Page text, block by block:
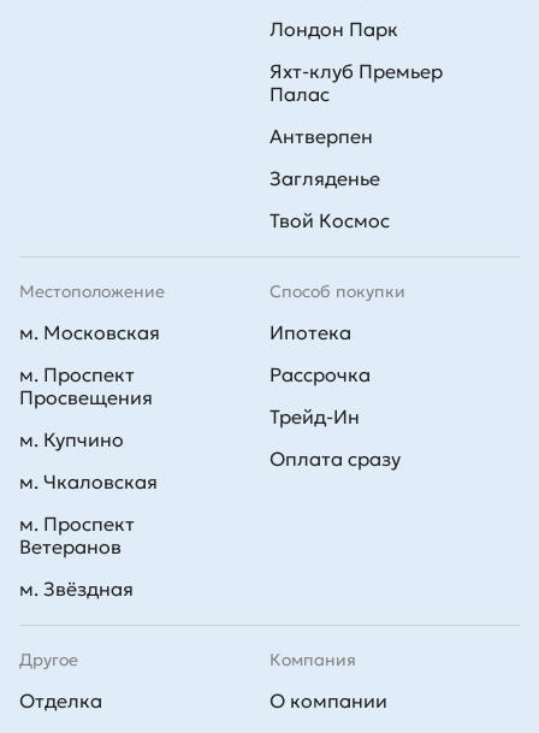
Способ покупки
Ипотека
Рассрочка
Трейд-Ин
Оплата сразу
Лондон Парк
Яхт-клуб Премьер
Палас
Антверпен
Загляденье
Твой Космос
Другое
Отделка
Компания
О компании
Местоположение
м. Московская
м. Проспект
Просвещения
м. Купчино
м. Чкаловская
м. Проспект
Ветеранов
м. Звёздная